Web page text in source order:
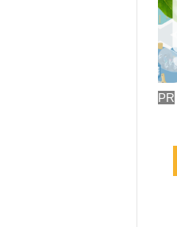
PR